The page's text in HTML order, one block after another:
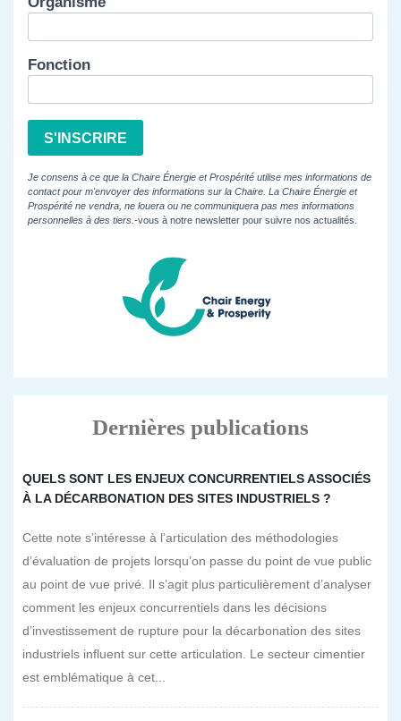
Fonction
S'INSCRIRE
Je consens à ce que la Chaire Énergie et Prospérité utilise mes informations de
contact pour m'envoyer des informations sur la Chaire. La Chaire Énergie et
Prospérité ne vendra, ne louera ou ne communiquera pas mes informations
personnelles à des tiers. -vous à notre newsletter pour suivre nos actualités.
Dernières publications
QUELS SONT LES ENJEUX CONCURRENTIELS ASSOCIÉS
À LA DÉCARBONATION DES SITES INDUSTRIELS ?
Cette note s’intéresse à l’articulation des méthodologies
d’évaluation de projets lorsqu’on passe du point de vue public
au point de vue privé. Il s’agit plus particulièrement d’analyser
comment les enjeux concurrentiels dans les décisions
d’investissement de rupture pour la décarbonation des sites
industriels influent sur cette articulation. Le secteur cimentier
est emblématique à cet...